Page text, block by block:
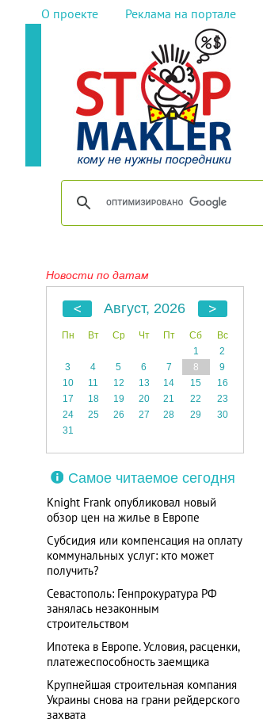
О проекте Реклама на портале
Новости по датам
Август, 2026
Пн Вт Ср Чт Пт Сб
Вс
1
2
3
4 5 6 7 8
9
10
11 12 13 14 15
16
17
18 19 20 21 22
23
24
25 26 27 28 29
30
31
Самое читаемое сегодня
Knight Frank опубликовал новый
обзор цен на жилье в Европе
Субсидия или компенсация на оплату
коммунальных услуг: кто может
получить?
Севастополь: Генпрокуратура РФ
занялась незаконным
строительством
Ипотека в Европе. Условия, расценки,
платежеспособность заемщика
Крупнейшая строительная компания
Украины снова на грани рейдерского
захвата